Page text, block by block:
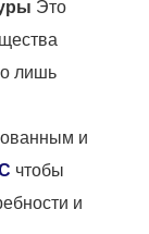
Это
лишь
и
чтобы
и